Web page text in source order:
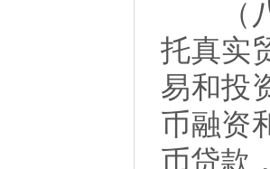
（八
托真实
易和投
币融资
币贷款